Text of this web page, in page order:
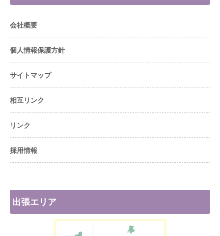
会社概要
個人情報保護方針
サイトマップ
相互リンク
リンク
採用情報
出張エリア